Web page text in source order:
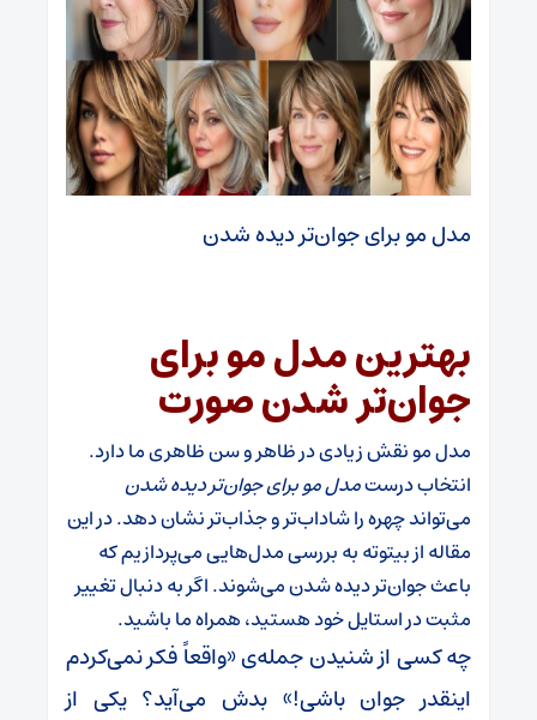
مدل مو برای جوان‌تر دیده شدن
بهترین مدل مو برای
جوان‌تر شدن صورت
مدل مو نقش زیادی در ظاهر و سن ظاهری ما دارد.
انتخاب درستمدل مو برای جوان‌تر دیده شدن
می‌تواند چهره را شاداب‌تر و جذاب‌تر نشان دهد. در این
مقاله از بیتوته به بررسی مدل‌هایی می‌پردازیم که
باعث جوان‌تر دیده شدن می‌شوند. اگر به دنبال تغییر
مثبت در استایل خود هستید، همراه ما باشید.
چه کسی از شنیدن جمله‌ی «واقعاً فکر نمی‌کردم
اینقدر جوان باشی!» بدش می‌آید؟ یکی از